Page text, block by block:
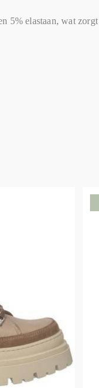
5% elastaan, wat